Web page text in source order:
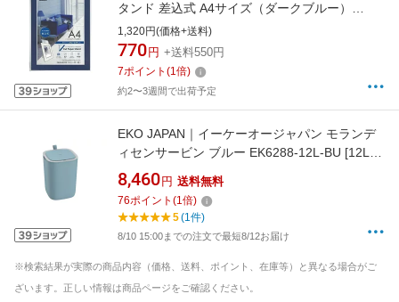
タンド 差込式 A4サイズ（ダークブルー）
VPSA4DB
1,320円(価格+送料)
770 円 +送料550円
7ポイント (1倍)
約2〜3週間で出荷予定
EKO JAPAN｜イーケーオージャパン モランデ
ィセンサービン ブルー EK6288-12L-BU [12L /
自動センサー式]
8,460 円 送料無料
76ポイント (1倍)
5(1件)
8/10 15:00までの注文で最短8/12お届け
※検索結果が実際の商品内容（価格、送料、ポイント、在庫等）と異なる場合がご
ざいます。正しい情報は商品ページをご確認ください。